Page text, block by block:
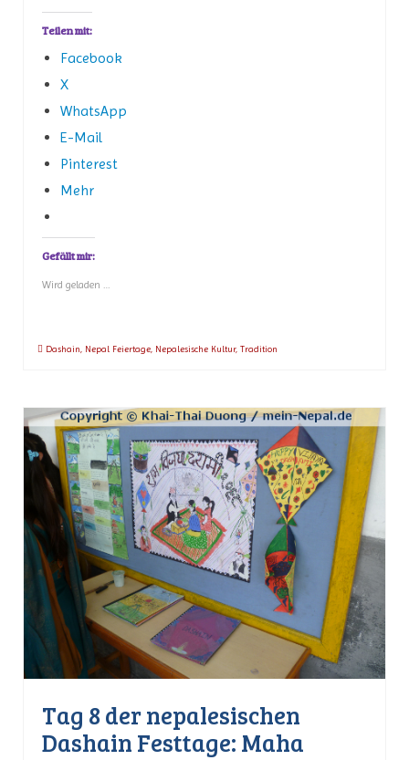
Teilen mit:
Facebook
X
WhatsApp
E-Mail
Pinterest
Mehr
Gefällt mir:
Wird geladen …
Dashain Nepal Feiertage Nepalesische Kultur, Tradition
Tag 8 der nepalesischen
Dashain Festtage: Maha